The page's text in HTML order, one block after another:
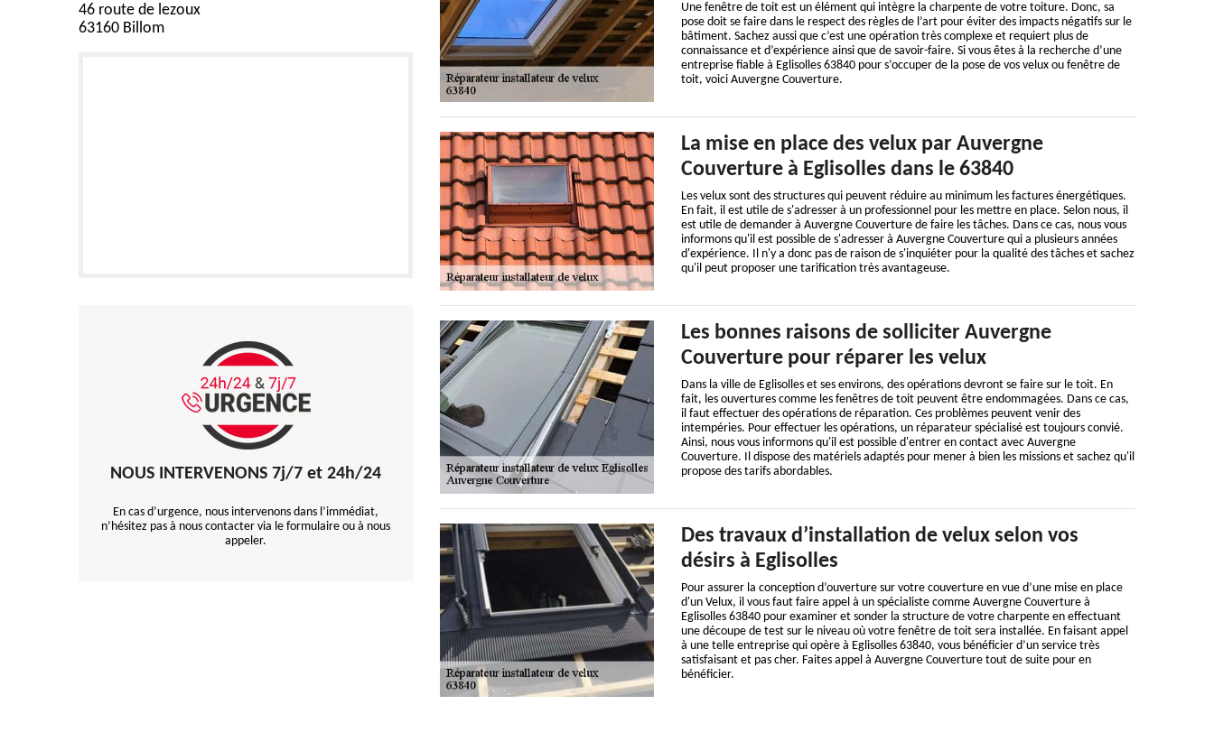
46 route de lezoux
63160 Billom
NOUS INTERVENONS 7j/7 et 24h/24
En cas d’urgence, nous intervenons dans l’immédiat,
n’hésitez pas à nous contacter via le formulaire ou à nous
appeler.
Une fenêtre de toit est un élément qui intègre la charpente de votre toiture. Donc, sa
pose doit se faire dans le respect des règles de l’art pour éviter des impacts négatifs sur le
bâtiment. Sachez aussi que c’est une opération très complexe et requiert plus de
connaissance et d’expérience ainsi que de savoir-faire. Si vous êtes à la recherche d’une
entreprise fiable à Eglisolles 63840 pour s’occuper de la pose de vos velux ou fenêtre de
toit, voici Auvergne Couverture.
La mise en place des velux par Auvergne
Couverture à Eglisolles dans le 63840
Les velux sont des structures qui peuvent réduire au minimum les factures énergétiques.
En fait, il est utile de s'adresser à un professionnel pour les mettre en place. Selon nous, il
est utile de demander à Auvergne Couverture de faire les tâches. Dans ce cas, nous vous
informons qu'il est possible de s'adresser à Auvergne Couverture qui a plusieurs années
d'expérience. Il n'y a donc pas de raison de s'inquiéter pour la qualité des tâches et sachez
qu'il peut proposer une tarification très avantageuse.
Les bonnes raisons de solliciter Auvergne
Couverture pour réparer les velux
Dans la ville de Eglisolles et ses environs, des opérations devront se faire sur le toit. En
fait, les ouvertures comme les fenêtres de toit peuvent être endommagées. Dans ce cas,
il faut effectuer des opérations de réparation. Ces problèmes peuvent venir des
intempéries. Pour effectuer les opérations, un réparateur spécialisé est toujours convié.
Ainsi, nous vous informons qu'il est possible d'entrer en contact avec Auvergne
Couverture. Il dispose des matériels adaptés pour mener à bien les missions et sachez qu'il
propose des tarifs abordables.
Des travaux d’installation de velux selon vos
désirs à Eglisolles
Pour assurer la conception d’ouverture sur votre couverture en vue d’une mise en place
d'un Velux, il vous faut faire appel à un spécialiste comme Auvergne Couverture à
Eglisolles 63840 pour examiner et sonder la structure de votre charpente en effectuant
une découpe de test sur le niveau où votre fenêtre de toit sera installée. En faisant appel
à une telle entreprise qui opère à Eglisolles 63840, vous bénéficier d’un service très
satisfaisant et pas cher. Faites appel à Auvergne Couverture tout de suite pour en
bénéficier.